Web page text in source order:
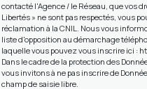
contacté l'Agence / le Réseau, que vos
Libertés » ne sont pas respectés, vous
réclamation à la CNIL. Nous vous
liste d'opposition au démarchage
laquelle vous pouvez vous inscrire ici :
Dans le cadre de la protection des
vous invitons à ne pas inscrire de
champ de saisie libre.